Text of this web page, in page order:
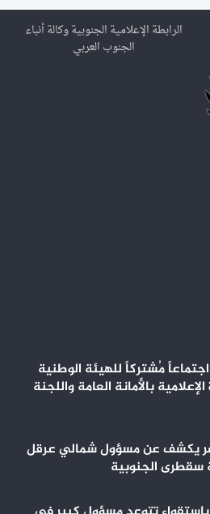
ث
ع
ن
الرابطة الإعلامية الجنوبية وكالة أنباء
الجنوب العربي
مُشتركاً للهيئة الوطنية
بالأمانة العامة واللجنة
يكشف عن مسؤول شمالي عرقل
الجنوبية